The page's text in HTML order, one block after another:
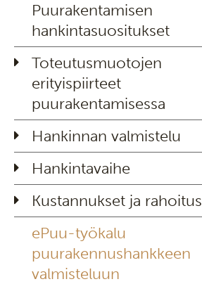
Puurakentamisen
hankintasuositukset
Toteutusmuotojen
erityispiirteet
puurakentamisessa
Hankinnan valmistelu
Hankintavaihe
Kustannukset ja rahoitus
ePuu-työkalu
puurakennushankkeen
valmisteluun